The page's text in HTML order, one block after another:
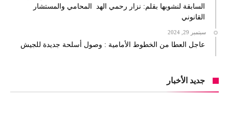
السابقة لنشوبها بقلم: نزار رحمي الهد المحامي والمستشار
القانوني
سبتمبر 29, 2024
عاجل العطا من الخطوط الأمامية : وصول أسلحة جديدة للجيش
جديد الأخبار